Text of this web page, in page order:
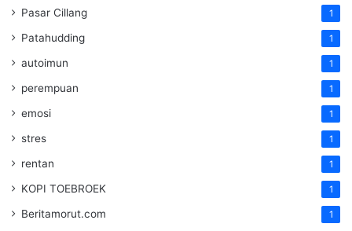
Pasar Cillang 1
Patahudding 1
autoimun 1
perempuan 1
emosi 1
stres 1
rentan 1
KOPI TOEBROEK 1
Beritamorut.com 1